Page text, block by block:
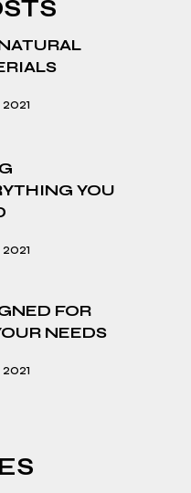
YOU
FOR
NEEDS